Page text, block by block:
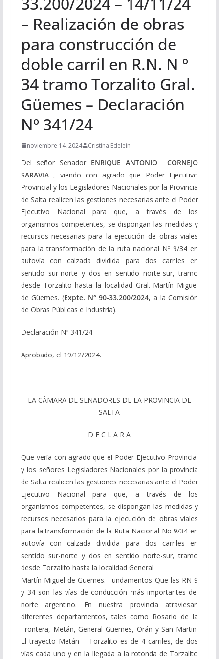
– Realización de obras
para construcción de
doble carril en R.N. N º
34 tramo Torzalito Gral.
Güemes – Declaración
Nº 341/24
noviembre 14, 2024 Cristina Edelein
Del señor Senador ENRIQUE ANTONIO CORNEJO
SARAVIA, viendo con agrado que Poder Ejecutivo
Provincial y los Legisladores Nacionales por la Provincia
de Salta realicen las gestiones necesarias ante el Poder
Ejecutivo Nacional para que, a través de los
organismos competentes, se dispongan las medidas y
recursos necesarias para la ejecución de obras viales
para la transformación de la ruta nacional Nº 9/34 en
autovía con calzada dividida para dos carriles en
sentido sur-norte y dos en sentido norte-sur, tramo
desde Torzalito hasta la localidad Gral. Martín Miguel
de Güemes. (Expte. N° 90-33.200/2024, a la Comisión
de Obras Públicas e Industria).
Declaración Nº 341/24
Aprobado, el 19/12/2024.
LA CÁMARA DE SENADORES DE LA PROVINCIA DE
SALTA
D E C L A R A
Que vería con agrado que el Poder Ejecutivo Provincial
y los señores Legisladores Nacionales por la provincia
de Salta realicen las gestiones necesarias ante el Poder
Ejecutivo Nacional para que, a través de los
organismos competentes, se dispongan las medidas y
recursos necesarios para la ejecución de obras viales
para la transformación de la Ruta Nacional No 9/34 en
autovía con calzada dividida para dos carriles en
sentido sur-norte y dos en sentido norte-sur, tramo
desde Torzalito hasta la localidad General
Martín Miguel de Güemes. Fundamentos Que las RN 9
y 34 son las vías de conducción más importantes del
norte argentino. En nuestra provincia atraviesan
diferentes departamentos, tales como Rosario de la
Frontera, Metán, General Güemes, Orán y San Martin.
El trayecto Metán – Torzalito es de 4 carriles, de dos
vías cada uno y en la llegada a la rotonda de Torzalito